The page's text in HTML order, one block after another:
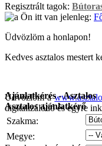
Regisztrált tagok:
Ön itt van jelenleg:
Üdvözlöm a honlapon!
Kedves asztalos mestert
Üdvözlöm a
digitalizálódó és egyre
Ajánlatkérés - Asztalos
Asztalos ajánlatkérő
Szakma:
Megye: